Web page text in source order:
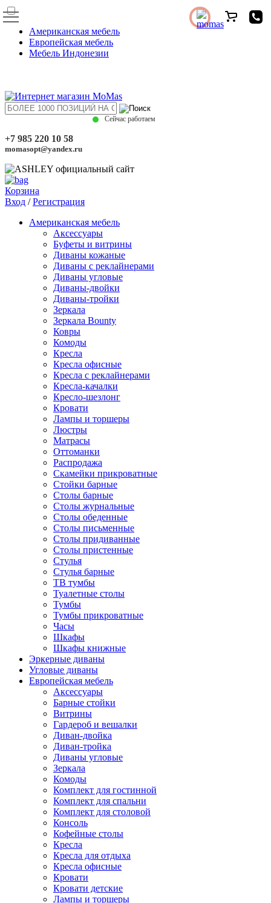
Американская мебель
Европейская мебель
Мебель Индонезии
Сейчас работаем
+7 985 220 10 58
momasopt@yandex.ru
Корзина
Вход /Регистрация
Американская мебель
Аксессуары
Буфеты и витрины
Диваны кожаные
Диваны с реклайнерами
Диваны угловые
Диваны-двойки
Диваны-тройки
Зеркала
Зеркала Bounty
Ковры
Комоды
Кресла
Кресла офисные
Кресла с реклайнерами
Кресла-качалки
Кресло-шезлонг
Кровати
Лампы и торшеры
Люстры
Матрасы
Оттоманки
Распродажа
Скамейки прикроватные
Стойки барные
Столы барные
Столы журнальные
Столы обеденные
Столы письменные
Столы придиванные
Столы пристенные
Стулья
Стулья барные
ТВ тумбы
Туалетные столы
Тумбы
Тумбы прикроватные
Часы
Шкафы
Шкафы книжные
Эркерные диваны
Угловые диваны
Европейская мебель
Аксессуары
Барные стойки
Витрины
Гардероб и вешалки
Диван-двойка
Диван-тройка
Диваны угловые
Зеркала
Комоды
Комплект для гостинной
Комплект для спальни
Комплект для столовой
Консоль
Кофейные столы
Кресла
Кресла для отдыха
Кресла офисные
Кровати
Кровати детские
Лампы и торшеры